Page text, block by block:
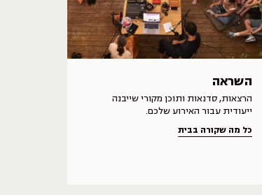
השראה
הרצאות, סדנאות ותוכן מקורי שייבנה
ייעודית עבור האירוע שלכם.
כל מה שקורה בבית